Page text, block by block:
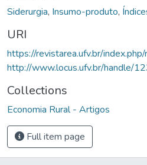
Siderurgia, Insumo-produto,
URI
https://revistarea.ufv.br/
http://www.locus.ufv.br/handle/
Collections
Economia Rural - Artigos
Full item page